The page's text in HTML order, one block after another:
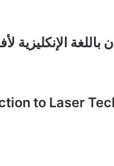
الإنكليزية